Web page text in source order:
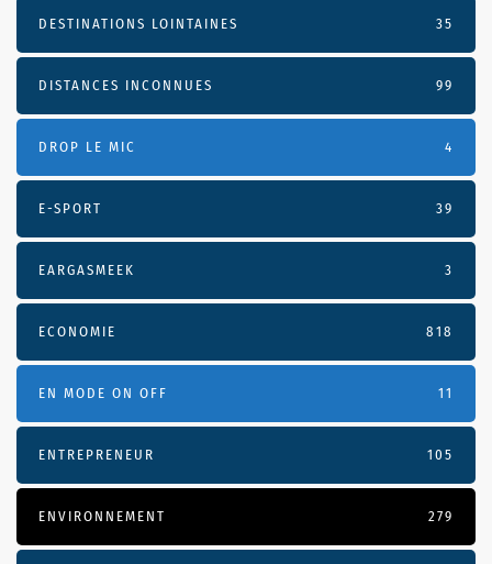
DESTINATIONS LOINTAINES 35
DISTANCES INCONNUES 99
DROP LE MIC 4
E-SPORT 39
EARGASMEEK 3
ECONOMIE 818
EN MODE ON OFF 11
ENTREPRENEUR 105
ENVIRONNEMENT 279